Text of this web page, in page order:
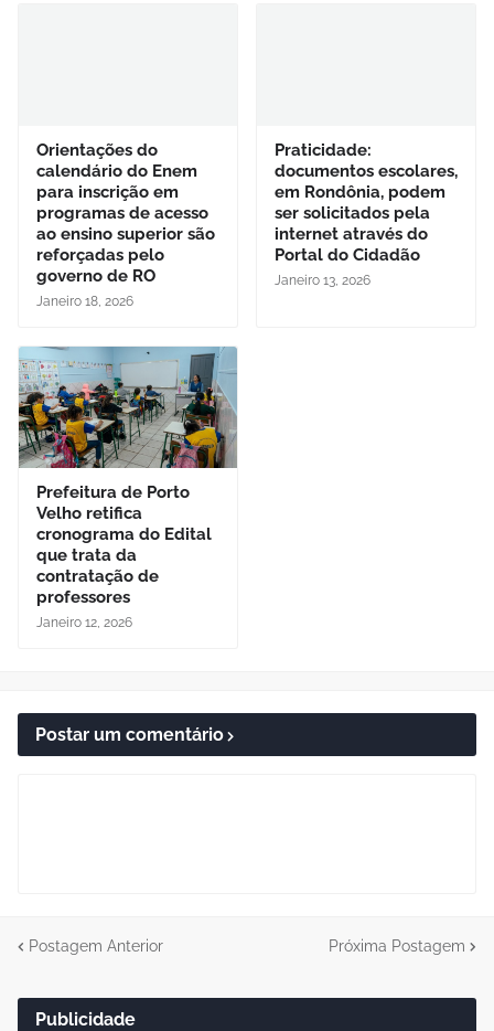
Orientações do
calendário do Enem
para inscrição em
programas de acesso
ao ensino superior são
reforçadas pelo
governo de RO
Janeiro 18, 2026
Praticidade:
documentos escolares,
em Rondônia, podem
ser solicitados pela
internet através do
Portal do Cidadão
Janeiro 13, 2026
Prefeitura de Porto
Velho retifica
cronograma do Edital
que trata da
contratação de
professores
Janeiro 12, 2026
Postar um comentário
Postagem Anterior Próxima Postagem
Publicidade